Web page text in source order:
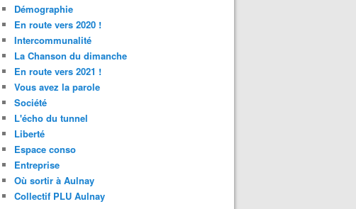
Démographie
En route vers 2020 !
Intercommunalité
La Chanson du dimanche
En route vers 2021 !
Vous avez la parole
Société
L'écho du tunnel
Liberté
Espace conso
Entreprise
Où sortir à Aulnay
Collectif PLU Aulnay